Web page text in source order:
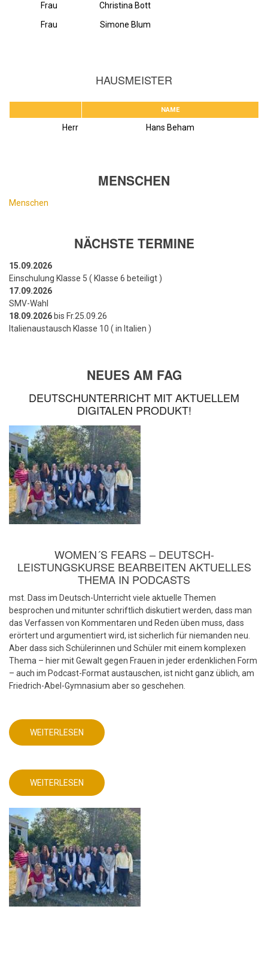
Frau
Christina Bott
Frau
Simone Blum
HAUSMEISTER
NAME
Herr Hans Beham
MENSCHEN
Menschen
NÄCHSTE TERMINE
15.09.2026
Einschulung Klasse 5 ( Klasse 6 beteiligt )
17.09.2026
SMV-Wahl
18.09.2026 bis Fr.25.09.26
Italienaustausch Klasse 10 ( in Italien )
NEUES AM FAG
DEUTSCHUNTERRICHT MIT AKTUELLEM
DIGITALEN PRODUKT!
WOMEN´S FEARS – DEUTSCH-
LEISTUNGSKURSE BEARBEITEN AKTUELLES
THEMA IN PODCASTS
mst. Dass im Deutsch-Unterricht viele aktuelle Themen
besprochen und mitunter schriftlich diskutiert werden, dass man
das Verfassen von Kommentaren und Reden üben muss, dass
erörtert und argumentiert wird, ist sicherlich für niemanden neu.
Aber dass sich Schülerinnen und Schüler mit einem komplexen
Thema – hier mit Gewalt gegen Frauen in jeder erdenklichen Form
– auch im Podcast-Format austauschen, ist nicht ganz üblich, am
Friedrich-Abel-Gymnasium aber so geschehen.
WEITERLESEN
ÜBER
DEUTSCHUNTERRICHT
PRODUKT!
WEITERLESEN
ÜBER
DEUTSCHUNTERRICHT
AKTUELLEM
DIGITALEN
PRODUKT!